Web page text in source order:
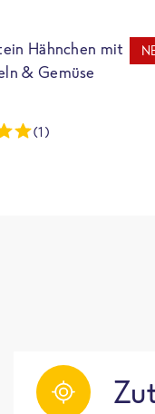
Hähnchen mit
& Gemüse
(1)